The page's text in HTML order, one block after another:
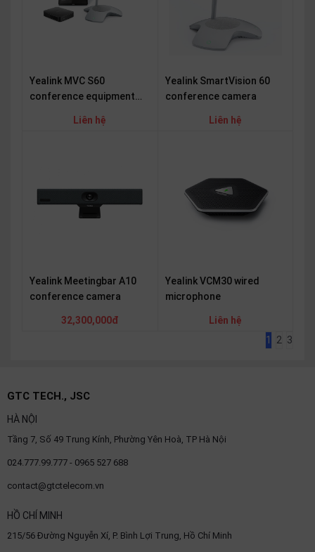
Yealink MVC S60
conference equipment
Liên hệ
Yealink SmartVision 60
conference camera
Liên hệ
Yealink Meetingbar A10
conference camera
32,300,000đ
Yealink VCM30 wired
microphone
Liên hệ
1
2 3
GTC TECH., JSC
HÀ NỘI
Tầng 7, Số 49 Trung Kính, Phường Yên Hoà, TP Hà Nội
024.777.99.777 - 0965 527 688
contact@gtctelecom.vn
HỒ CHÍ MINH
215/56 Đường Nguyễn Xí, P. Bình Lợi Trung, Hồ Chí Minh